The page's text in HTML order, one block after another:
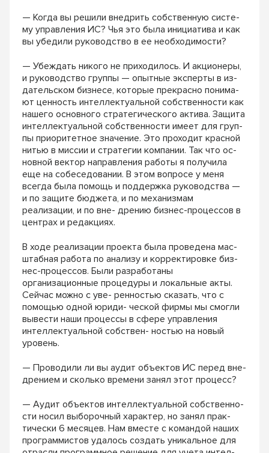
— Когда вы решили внедрить собственную систе-
му управления ИС? Чья это была инициатива и как
вы убедили руководство в ее необходимости?
— Убеждать никого не приходилось. И акционеры,
и руководство группы — опытные эксперты в из-
дательском бизнесе, которые прекрасно понима-
ют ценность интеллектуальной собственности как
нашего основного стратегического актива. Защита
интеллектуальной собственности имеет для груп-
пы приоритетное значение. Это проходит красной
нитью в миссии и стратегии компании. Так что ос-
новной вектор направления работы я получила
еще на собеседовании. В этом вопросе у меня
всегда была помощь и поддержка руководства —
и по защите бюджета, и по механизмам
реализации, и по вне- дрению бизнес-процессов в
центрах и редакциях.
В ходе реализации проекта была проведена мас-
штабная работа по анализу и корректировке биз-
нес-процессов. Были разработаны
организационные процедуры и локальные акты.
Сейчас можно с уве- ренностью сказать, что с
помощью одной юриди- ческой фирмы мы смогли
вывести наши процессы в сфере управления
интеллектуальной собствен- ностью на новый
уровень.
— Проводили ли вы аудит объектов ИС перед вне-
дрением и сколько времени занял этот процесс?
— Аудит объектов интеллектуальной собственно-
сти носил выборочный характер, но занял прак-
тически 6 месяцев. Нам вместе с командой наших
программистов удалось создать уникальное для